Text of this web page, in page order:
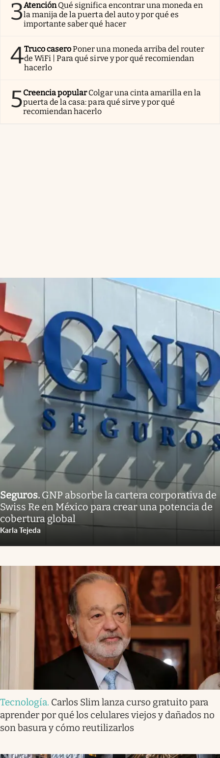
3AtenciónQué significa encontrar una moneda en
la manija de la puerta del auto y por qué es
importante saber qué hacer
4Truco caseroPoner una moneda arriba del router
de WiFi | Para qué sirve y por qué recomiendan
hacerlo
5Creencia popularColgar una cinta amarilla en la
puerta de la casa: para qué sirve y por qué
recomiendan hacerlo
Seguros. GNP absorbe la cartera corporativa de
Swiss Re en México para crear una potencia de
cobertura global
Karla Tejeda
Tecnología. Carlos Slim lanza curso gratuito para
aprender por qué los celulares viejos y dañados no
son basura y cómo reutilizarlos